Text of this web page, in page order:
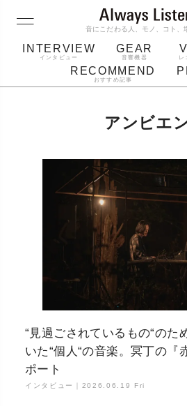
音にこだわる人、モノ、コト、
INTERVIEW
インタビュー
GEAR
音響機器 レ
RECOMMEND
おすすめ記事
ジャケットアンビエ
“見過ごされているもの“の
いた“個人“の音楽。冥丁の『
ポート
インタビュー｜ 2026.06.19 Fri